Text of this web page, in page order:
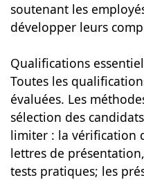
soutenant les
développer leurs
Qualifications
Toutes les
évaluées. Les
sélection des
limiter : la vérification
lettres de
tests pratiques; les